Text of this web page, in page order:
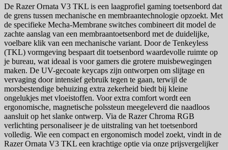
De Razer Ornata V3 TKL is een laagprofiel gaming toetsenbord dat
de grens tussen mechanische en membraantechnologie opzoekt. Met
de specifieke Mecha-Membrane switches combineert dit model de
zachte aanslag van een membraantoetsenbord met de duidelijke,
voelbare klik van een mechanische variant. Door de Tenkeyless
(TKL) vormgeving bespaart dit toetsenbord waardevolle ruimte op
je bureau, wat ideaal is voor gamers die grotere muisbewegingen
maken. De UV-gecoate keycaps zijn ontworpen om slijtage en
vervaging door intensief gebruik tegen te gaan, terwijl de
morsbestendige behuizing extra zekerheid biedt bij kleine
ongelukjes met vloeistoffen. Voor extra comfort wordt een
ergonomische, magnetische polssteun meegeleverd die naadloos
aansluit op het slanke ontwerp. Via de Razer Chroma RGB
verlichting personaliseer je de uitstraling van het toetsenbord
volledig. Wie een compact en ergonomisch model zoekt, vindt in de
Razer Ornata V3 TKL een krachtige optie via onze prijsvergelijker